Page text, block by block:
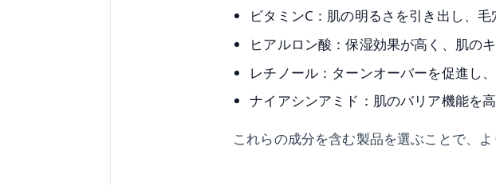
ビタミンC：肌の明るさを引き出し、毛
ヒアルロン酸：保湿効果が高く、肌のキ
レチノール：ターンオーバーを促進し
ナイアシンアミド：肌のバリア機能を
これらの成分を含む製品を選ぶことで、